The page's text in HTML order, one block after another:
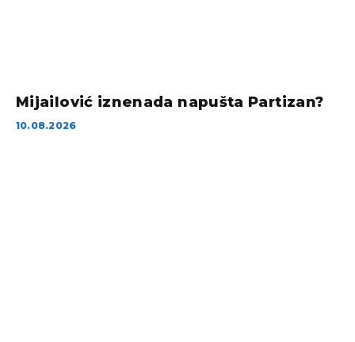
Mijailović iznenada napušta Partizan?
10.08.2026